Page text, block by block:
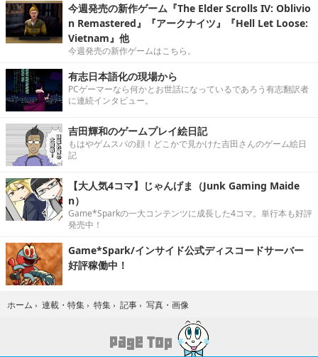
今週発売の新作ゲーム『The Elder Scrolls IV: Oblivio
n Remastered』『アークナイツ』『Hell Let Loose:
Vietnam』他
今週発売の新作ゲームはこちら。
有志日本語化の現場から
PCゲーマーなら何かとお世話になっているであろう有志翻訳者
に連続インタビュー。
吉田輝和のゲームプレイ絵日記
もはやゲムスパの顔！どこかで見かけた吉田さんのゲーム絵日
記
【大人気4コマ】じゃんげま（Junk Gaming Maide
n）
Game*Sparkの一大コンテンツに成長した4コマ。単行本も好評
発売中！
Game*Spark/インサイド公式ディスコードサーバー
好評稼働中！
ホーム › 連載・特集 › 特集 › 記事 › 写真・画像